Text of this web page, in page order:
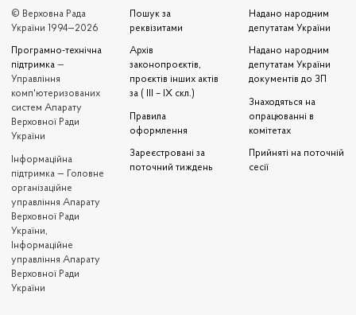
© Верховна Рада
України 1994—2026
Програмно-технічна
підтримка —
Управління
комп'ютеризованих
систем Апарату
Верховної Ради
України
Iнформаційна
підтримка — Головне
організаційне
управління Апарату
Верховної Ради
України,
Інформаційне
управління Апарату
Верховної Ради
України
Пошук за
реквізитами
Архів
законопроєктів,
проєктів інших актів
за ( III – IX скл.)
Правила
оформлення
Зареєстровані за
поточний тиждень
Надано народним
депутатам України
Надано народним
депутатам України
документів до ЗП
Знаходяться на
опрацюванні в
комітетах
Прийняті на поточній
сесії